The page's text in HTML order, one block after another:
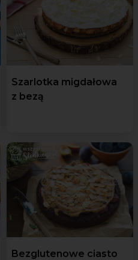
Szarlotka migdałowa
z bezą
Bezglutenowe ciasto